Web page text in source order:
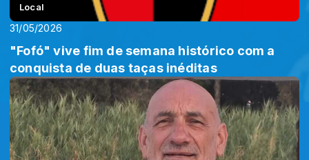
Local
31/05/2026
"Fofó" vive fim de semana histórico com a
conquista de duas taças inéditas